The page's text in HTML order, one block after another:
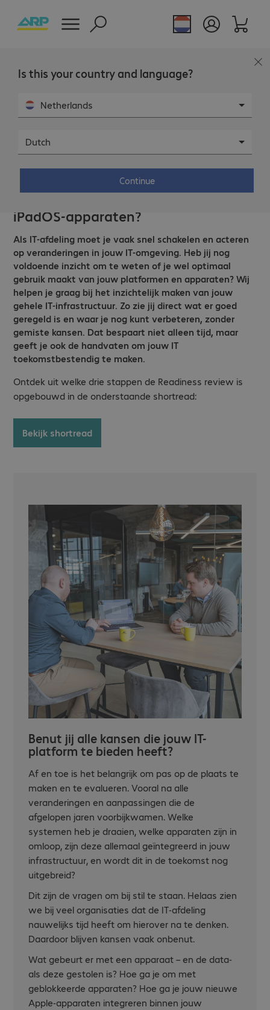
Is this your country and language?
Netherlands
Dutch
Continue
Readiness review
Is jouw organisatie klaar voor
iPadOS-apparaten?
Als IT-afdeling moet je vaak snel schakelen en acteren
op veranderingen in jouw IT-omgeving. Heb jij nog
voldoende inzicht om te weten of je wel optimaal
gebruik maakt van jouw platformen en apparaten? Wij
helpen je graag bij het inzichtelijk maken van jouw
gehele IT-infrastructuur. Zo zie jij direct wat er goed
geregeld is en waar je nog kunt verbeteren, zonder
gemiste kansen. Dat bespaart niet alleen tijd, maar
geeft je ook de handvaten om jouw IT
toekomstbestendig te maken.
Ontdek uit welke drie stappen de Readiness review is
opgebouwd in de onderstaande shortread:
Bekijk shortread
Benut jij alle kansen die jouw IT-
platform te bieden heeft?
Af en toe is het belangrijk om pas op de plaats te
maken en te evalueren. Vooral na alle
veranderingen en aanpassingen die de
afgelopen jaren voorbijkwamen. Welke
systemen heb je draaien, welke apparaten zijn in
omloop, zijn deze allemaal geïntegreerd in jouw
infrastructuur, en wordt dit in de toekomst nog
uitgebreid?
Dit zijn de vragen om bij stil te staan. Helaas zien
we bij veel organisaties dat de IT-afdeling
nauwelijks tijd heeft om hierover na te denken.
Daardoor blijven kansen vaak onbenut.
Wat gebeurt er met een apparaat – en de data-
als deze gestolen is? Hoe ga je om met
geblokkeerde apparaten? Hoe ga je jouw nieuwe
Apple-apparaten integreren binnen jouw